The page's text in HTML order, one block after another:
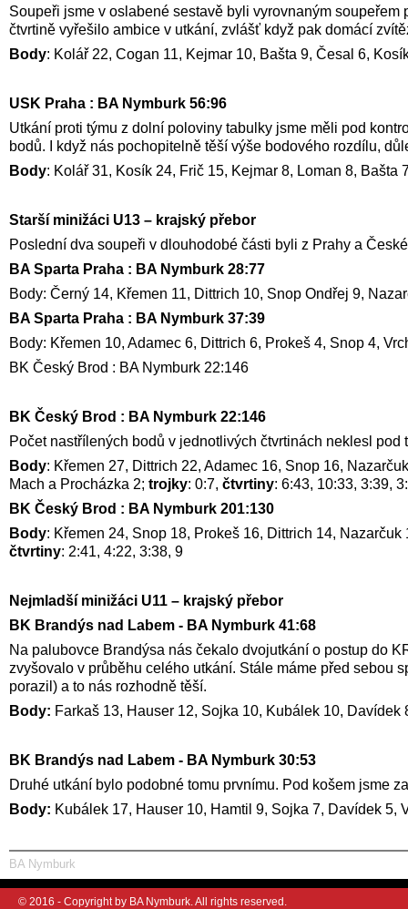
Soupeři jsme v oslabené sestavě byli vyrovnaným
čtvrtině vyřešilo ambice v utkání, zvlášť když pak domácí
Body: Kolář 22, Cogan 11, Kejmar 10, Bašta 9, Česal 6,
USK Praha : BA Nymburk 56:96
Utkání proti týmu z dolní poloviny tabulky jsme měli pod
bodů. I když nás pochopitelně těší výše bodového rozdílu,
Body: Kolář 31, Kosík 24, Frič 15, Kejmar 8, Loman 8, Bašta
Starší minižáci U13 – krajský přebor
Poslední dva soupeři v dlouhodobé části byli z Prahy a
BA Sparta Praha : BA Nymburk 28:77
Body: Černý 14, Křemen 11, Dittrich 10, Snop Ondřej 9,
BA Sparta Praha : BA Nymburk 37:39
Body: Křemen 10, Adamec 6, Dittrich 6, Prokeš 4, Snop 4,
BK Český Brod : BA Nymburk 22:146
BK Český Brod : BA Nymburk 22:146
Počet nastřílených bodů v jednotlivých čtvrtinách neklesl
Body: Křemen 27, Dittrich 22, Adamec 16, Snop 16,
Mach a Procházka 2; trojky: 0:7, čtvrtiny: 6:43, 10:33, 3:39,
BK Český Brod : BA Nymburk 201:130
Body: Křemen 24, Snop 18, Prokeš 16, Dittrich 14,
čtvrtiny: 2:41, 4:22, 3:38, 9
Nejmladší minižáci U11 – krajský přebor
BK Brandýs nad Labem - BA Nymburk 41:68
Na palubovce Brandýsa nás čekalo dvojutkání o postup do
zvyšovalo v průběhu celého utkání. Stále máme před sebou
porazil) a to nás rozhodně těší.
Body: Farkaš 13, Hauser 12, Sojka 10, Kubálek 10,
BK Brandýs nad Labem - BA Nymburk 30:53
Druhé utkání bylo podobné tomu prvnímu. Pod košem jsme
Body: Kubálek 17, Hauser 10, Hamtil 9, Sojka 7, Davídek 5,
BA Nymburk
© 2016 - Copyright by BA Nymburk. All rights reserved.